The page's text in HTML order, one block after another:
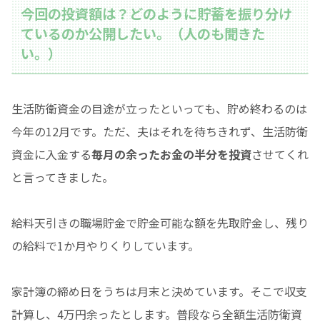
今回の投資額は？どのように貯蓄を振り分け
ているのか公開したい。（人のも聞きた
い。）
生活防衛資金の目途が立ったといっても、貯め終わるのは
今年の12月です。ただ、夫はそれを待ちきれず、生活防衛
資金に入金する毎月の余ったお金の半分を投資させてくれ
と言ってきました。
給料天引きの職場貯金で貯金可能な額を先取貯金し、残り
の給料で1か月やりくりしています。
家計簿の締め日をうちは月末と決めています。そこで収支
計算し、4万円余ったとします。普段なら全額生活防衛資